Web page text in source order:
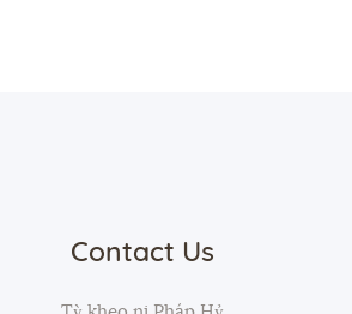
Contact Us